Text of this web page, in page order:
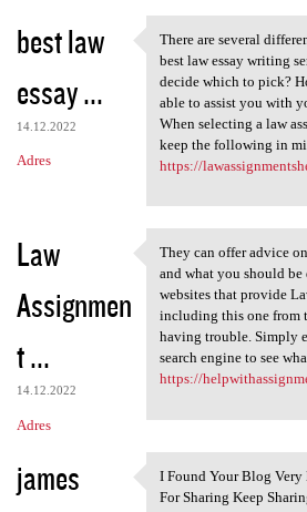
best law
essay ...
14.12.2022
Adres
There are several
There are several
best law essay writing
decide which to pick?
able to assist you with
When selecting a law
keep the following in
https://
Law
Assignmen
t ...
14.12.2022
Adres
They can offer
They can offer advice
and what you should be
websites that provide
including this one from
having trouble. Simply
search engine to see
https://
james
I Found Your Blog
I Found Your Blog
For Sharing Keep